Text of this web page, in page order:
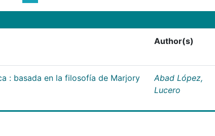
Author(s)
: basada en la filosofía de Marjory
Abad López,
Lucero